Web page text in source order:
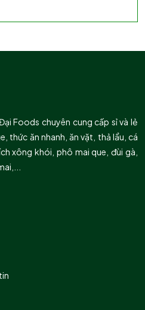
Foods chuyên cung cấp sỉ và lẻ
thức ăn nhanh, ăn vặt, thả lẩu, cá
xông khói, phô mai que, đùi gà,